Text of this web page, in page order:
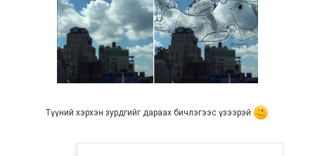
Түүний хэрхэн зурдгийг дараах бичлэгээс үзээрэй